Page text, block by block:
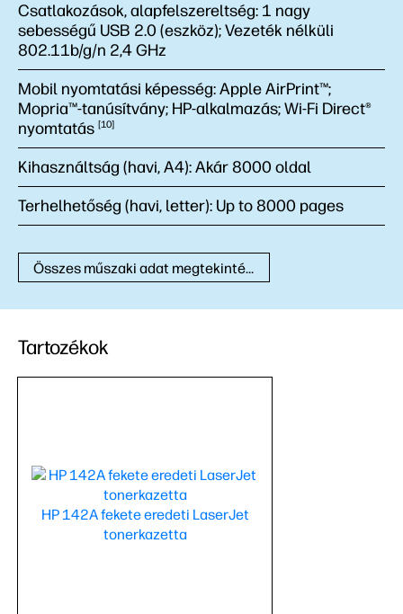
Csatlakozások, alapfelszereltség: 1 nagy
sebességű USB 2.0 (eszköz); Vezeték nélküli
802.11b/g/n 2,4 GHz
Mobil nyomtatási képesség:Apple AirPrint™;
Mopria™-tanúsítvány; HP-alkalmazás; Wi-Fi Direct®
nyomtatás 10
Kihasználtság (havi, A4):Akár 8000 oldal
Terhelhetőség (havi, letter): Up to 8000 pages
Összes műszaki adat megtekintése
Tartozékok